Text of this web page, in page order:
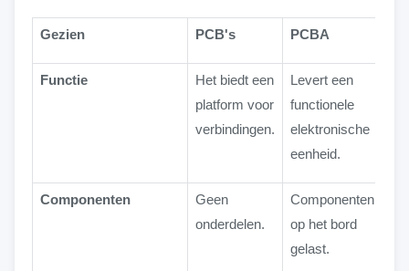
Gezien PCB's PCBA
Functie
Het biedt een
platform voor
verbindingen.
Levert een
functionele
elektronische
eenheid.
Componenten
Geen
onderdelen.
Componenten
op het bord
gelast.